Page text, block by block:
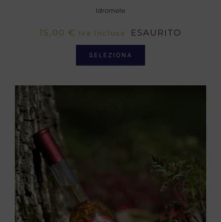
Idromele
15,00 € Iva Inclusa ESAURITO
SELEZIONA